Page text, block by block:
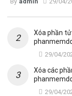
Xóa phần
29/04/
Xóa các
29/04/